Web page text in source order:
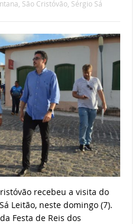
São Cristóvão, Sérgio Sá
recebeu a visita do
Leitão, neste domingo (7).
Festa de Reis dos